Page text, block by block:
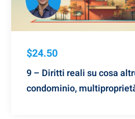
$24.50
9 – Diritti reali su cosa
condominio,